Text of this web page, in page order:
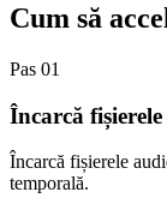
Cum să
Pas 01
Încarcă
Încarcă fișierele
temporală.